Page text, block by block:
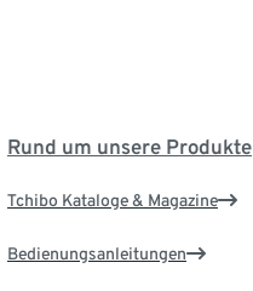
Rund um unsere Produkte
Tchibo Kataloge & Magazine
Bedienungsanleitungen